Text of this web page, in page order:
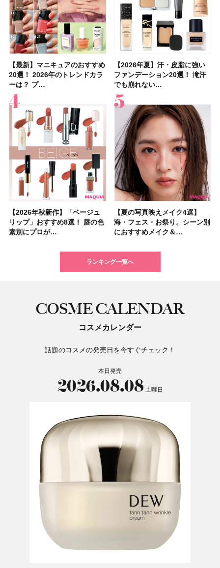
【最新】マニキュアのおすすめ
20選！ 2026年のトレンドカラ
ーは？ プ…
【2026年夏】汗・皮脂に強い
ファンデーション20選！ 滝汗
でも崩れない…
【2026年秋新作】「ベージュ
リップ」おすすめ8選！ 唇の色
素別にプロが…
【夏の写真映えメイク4選】
海・フェス・お祭り。シーン別
におすすめメイク＆…
【石井美保さん】おすすめの
「ブライトニング」11選！ ス
キンケアからサプ…
【クリスマスコフレ2026】ク
リニークのホリデーコフレを一
挙紹介！ 人気…
【2026夏】「シートマスク・
パック」ランキングTOP5！＜
マキアビュー…
【2026夏】「洗顔料」ランキ
ングTOP5！＜マキアビューテ
ィーズが投票…
【最新】マニキュアのおすすめ
20選！ 2026年のトレンドカラ
ーは？ プ…
【2026年夏】汗・皮脂に強い
ファンデーション20選！ 滝汗
でも崩れない…
【2026年秋新作】「ベージュ
リップ」おすすめ8選！ 唇の色
素別にプロが…
【夏の写真映えメイク4選】
海・フェス・お祭り。シーン別
におすすめメイク＆…
【2026年】ボディ用日焼け止
めUVのおすすめ20選！ この夏
注目の人気…
【2026夏】「リップケア」ラ
ンキングTOP5！＜美容マニア
集団・マキア…
【ニベア】美容液リップクリー
ム＆ボディスクラブが新登場！
大人気の色付き…
【石井美保さん・50歳のボディ
ケア愛用品16選】首・手・バス
トのパーツケ…
【2026夏】「歯磨き粉・オー
ラルケア」ランキングTOP5！
＜美容マニア…
【板野友美さんの美活】「最
近、下の歯の矯正を再開したん
です」オーラルケア…
【2026夏】「インナーケア・
サプリ」ランキングTOP5！＜
美容マニア集…
【石井美保さんのおすすめお菓
子＆お茶10選】手土産にもぴっ
たり
【2026年夏】おすすめの髪型
36選！ショート・ボブ・ミディ
アム・ロング…
【2026年夏】小顔に見えるボ
ブの髪型37選！ レイヤー・切
りっぱなしな…
【最新】髪のうねり・広がり・
くせ毛におすすめのシャンプー
17選
【2026年夏】透明感カラーの
髪色おすすめ20選！ ブリーチ
あり・なし別…
【鈴木えみさんの愛用品30選】
コスメ・スキンケア・ヘアケア
etc.お気に…
【無印良品】スキンケア×衣料
素材の最強タッグで実現！ 着
るだけで保湿でき…
【2026年8月の一粒万倍日】お
すすめの開運コスメ＆美容アイ
テム10選！
【読者プレゼント】羽の見えな
いハンディファン
「baramood」を3名様…
【ルナソルアイシャドウ】アイ
カラーレーションN新色・限定
色をイエベ・ブ…
【セザンヌ】「ブライトカラー
シーラー」新色グリーンが8/7
に発売｜既存色…
【ジョー マローン ロンドン】
大人気フレグランス「ウッド
セージ ＆ シ…
先行販売でゲット🧡LUNASOL
アイカラーレーションN 23
Rosy…
ランキング一覧へ
COSME CALENDAR
コスメカレンダー
話題のコスメの発売日を今すぐチェック！
本日発売
2026.08.08土曜日